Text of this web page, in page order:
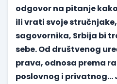
odgovor na pitanje
ili vrati svoje
sagovornika, Srbija bi
sebe. Od društvenog
prava, odnosa prema
poslovnog i privatnog...